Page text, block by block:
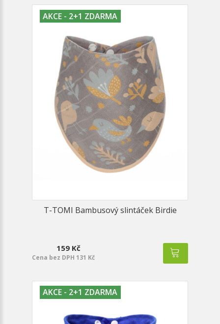
AKCE - 2+1 ZDARMA
T-TOMI Bambusový slintáček Birdie
159 Kč
Cena bez DPH 131 Kč
AKCE - 2+1 ZDARMA